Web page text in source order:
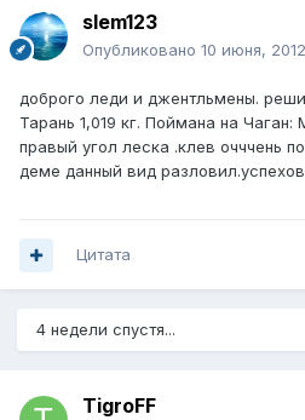
slem123
Опубликовано 10 июня, 2012
доброго леди и джентльмены.
Тарань 1,019 кг. Поймана на Чаган:
правый угол леска .клев очччень
деме данный вид
Цитата
4 недели спустя...
TigroFF